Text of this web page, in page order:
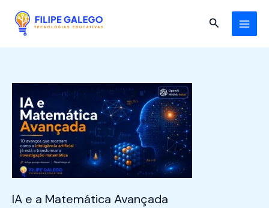
content
Search
IA e a Matemática Avançada